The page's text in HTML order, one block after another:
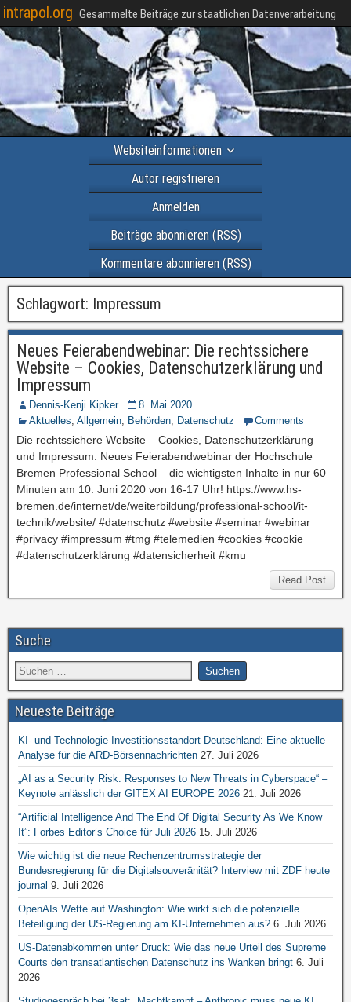
intrapol.org Gesammelte Beiträge zur staatlichen Datenverarbeitung
Websiteinformationen
Autor registrieren
Anmelden
Beiträge abonnieren (RSS)
Kommentare abonnieren (RSS)
Schlagwort: Impressum
Neues Feierabendwebinar: Die rechtssichere
Website – Cookies, Datenschutzerklärung und
Impressum
Dennis-Kenji Kipker
8. Mai 2020
Aktuelles, Allgemein, Behörden, Datenschutz Comments
Die rechtssichere Website – Cookies, Datenschutzerklärung
und Impressum: Neues Feierabendwebinar der Hochschule
Bremen Professional School – die wichtigsten Inhalte in nur 60
Minuten am 10. Juni 2020 von 16-17 Uhr! https://www.hs-
bremen.de/internet/de/weiterbildung/professional-school/it-
technik/website/ #datenschutz #website #seminar #webinar
#privacy #impressum #tmg #telemedien #cookies #cookie
#datenschutzerklärung #datensicherheit #kmu
Read Post
Suche
Neueste Beiträge
KI- und Technologie-Investitionsstandort Deutschland: Eine aktuelle
Analyse für die ARD-Börsennachrichten 27. Juli 2026
„AI as a Security Risk: Responses to New Threats in Cyberspace“ –
Keynote anlässlich der GITEX AI EUROPE 2026 21. Juli 2026
“Artificial Intelligence And The End Of Digital Security As We Know
It”: Forbes Editor’s Choice für Juli 2026 15. Juli 2026
Wie wichtig ist die neue Rechenzentrumsstrategie der
Bundesregierung für die Digitalsouveränität? Interview mit ZDF heute
journal 9. Juli 2026
OpenAIs Wette auf Washington: Wie wirkt sich die potenzielle
Beteiligung der US-Regierung am KI-Unternehmen aus? 6. Juli 2026
US-Datenabkommen unter Druck: Wie das neue Urteil des Supreme
Courts den transatlantischen Datenschutz ins Wanken bringt 6. Juli
2026